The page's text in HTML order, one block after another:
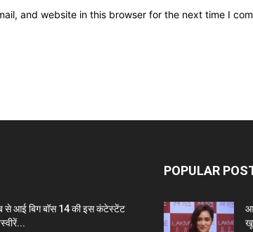
and website in this browser for the next time I
से आई बिग बॉस 14 की इस कंटेस्टेंट
POPULAR